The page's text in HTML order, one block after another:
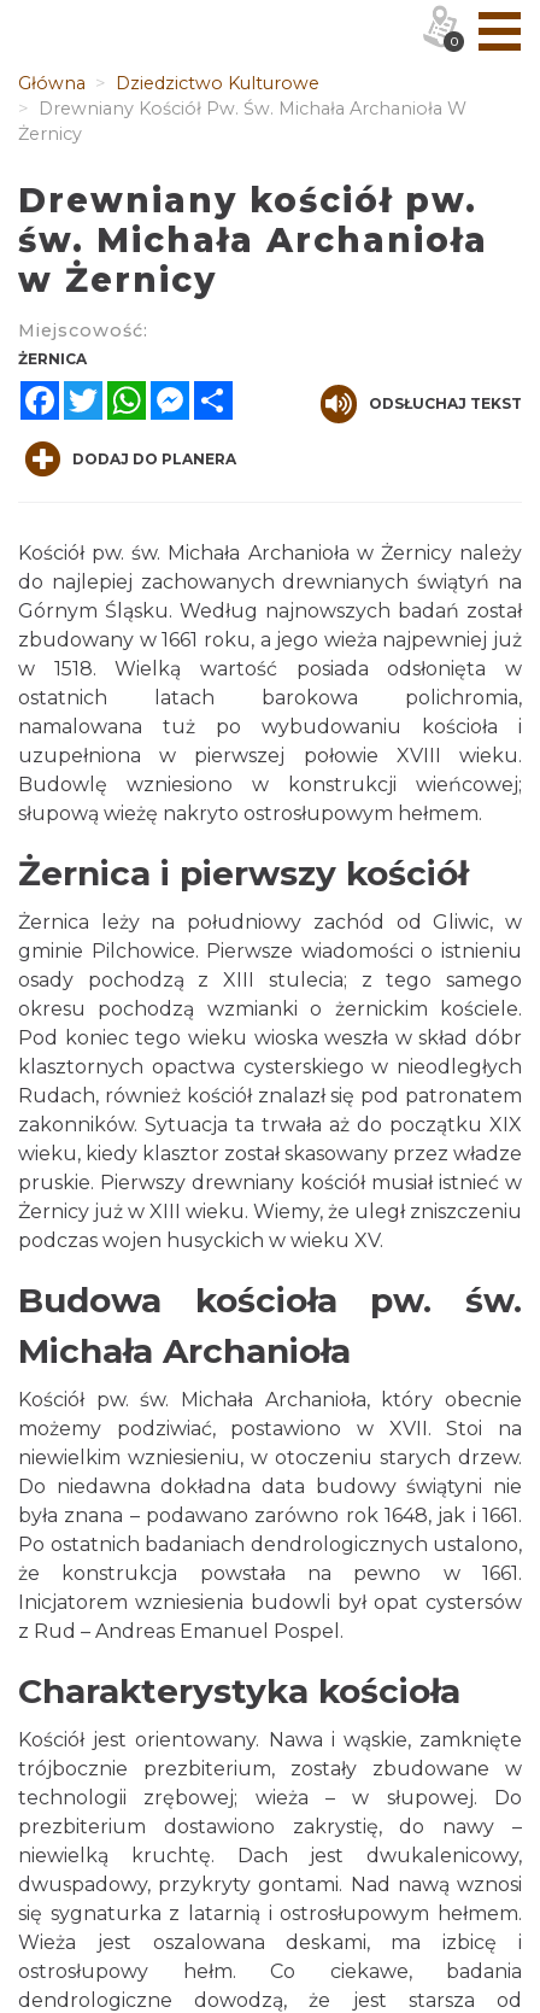
Główna
Dziedzictwo Kulturowe
Drewniany Kościół Pw. Św. Michała Archanioła W
Żernicy
Drewniany kościół pw.
św. Michała Archanioła
w Żernicy
Miejscowość:
ŻERNICA
FacebookTwitterWhatsAppMessenger
ODSŁUCHAJ TEKST
DODAJ DO PLANERA
Kościół pw. św. Michała Archanioła w Żernicy należy
do najlepiej zachowanych drewnianych świątyń na
Górnym Śląsku. Według najnowszych badań został
zbudowany w 1661 roku, a jego wieża najpewniej już
w 1518. Wielką wartość posiada odsłonięta w
ostatnich latach barokowa polichromia,
namalowana tuż po wybudowaniu kościoła i
uzupełniona w pierwszej połowie XVIII wieku.
Budowlę wzniesiono w konstrukcji wieńcowej;
słupową wieżę nakryto ostrosłupowym hełmem.
Żernica i pierwszy kościół
Żernica leży na południowy zachód od Gliwic, w
gminie Pilchowice. Pierwsze wiadomości o istnieniu
osady pochodzą z XIII stulecia; z tego samego
okresu pochodzą wzmianki o żernickim kościele.
Pod koniec tego wieku wioska weszła w skład dóbr
klasztornych opactwa cysterskiego w nieodległych
Rudach, również kościół znalazł się pod patronatem
zakonników. Sytuacja ta trwała aż do początku XIX
wieku, kiedy klasztor został skasowany przez władze
pruskie. Pierwszy drewniany kościół musiał istnieć w
Żernicy już w XIII wieku. Wiemy, że uległ zniszczeniu
podczas wojen husyckich w wieku XV.
Budowa kościoła pw. św.
Michała Archanioła
Kościół pw. św. Michała Archanioła, który obecnie
możemy podziwiać, postawiono w XVII. Stoi na
niewielkim wzniesieniu, w otoczeniu starych drzew.
Do niedawna dokładna data budowy świątyni nie
była znana – podawano zarówno rok 1648, jak i 1661.
Po ostatnich badaniach dendrologicznych ustalono,
że konstrukcja powstała na pewno w 1661.
Inicjatorem wzniesienia budowli był opat cystersów
z Rud – Andreas Emanuel Pospel.
Charakterystyka kościoła
Kościół jest orientowany. Nawa i wąskie, zamknięte
trójbocznie prezbiterium, zostały zbudowane w
technologii zrębowej; wieża – w słupowej. Do
prezbiterium dostawiono zakrystię, do nawy –
niewielką kruchtę. Dach jest dwukalenicowy,
dwuspadowy, przykryty gontami. Nad nawą wznosi
się sygnaturka z latarnią i ostrosłupowym hełmem.
Wieża jest oszalowana deskami, ma izbicę i
ostrosłupowy hełm. Co ciekawe, badania
dendrologiczne dowodzą, że jest starsza od
0